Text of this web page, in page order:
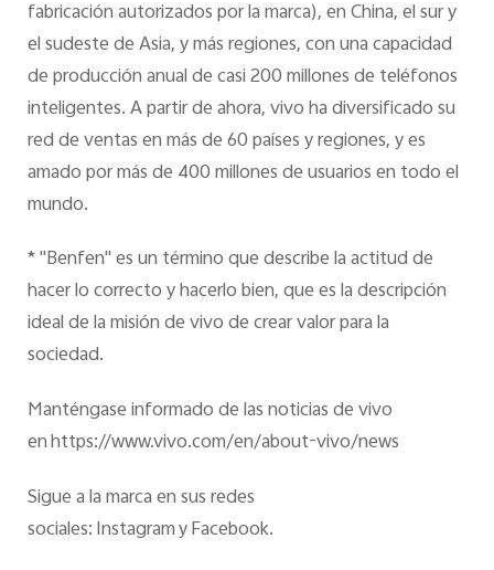
fabricación autorizados por la marca), en China, el sur y
el sudeste de Asia, y más regiones, con una capacidad
de producción anual de casi 200 millones de teléfonos
inteligentes. A partir de ahora, vivo ha diversificado su
red de ventas en más de 60 países y regiones, y es
amado por más de 400 millones de usuarios en todo el
mundo.
* "Benfen" es un término que describe la actitud de
hacer lo correcto y hacerlo bien, que es la descripción
ideal de la misión de vivo de crear valor para la
sociedad.
Manténgase informado de las noticias de vivo
en https://www.vivo.com/en/about-vivo/news
Sigue a la marca en sus redes
sociales: Instagram y Facebook.